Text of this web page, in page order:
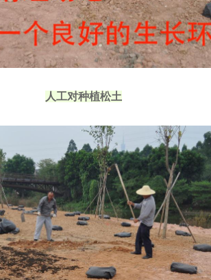
人工对种植松土